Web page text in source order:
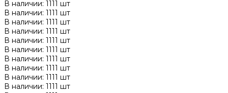
В наличии: 1111 шт
В наличии: 1111 шт
В наличии: 1111 шт
В наличии: 1111 шт
В наличии: 1111 шт
В наличии: 1111 шт
В наличии: 1111 шт
В наличии: 1111 шт
В наличии: 1111 шт
В наличии: 1111 шт